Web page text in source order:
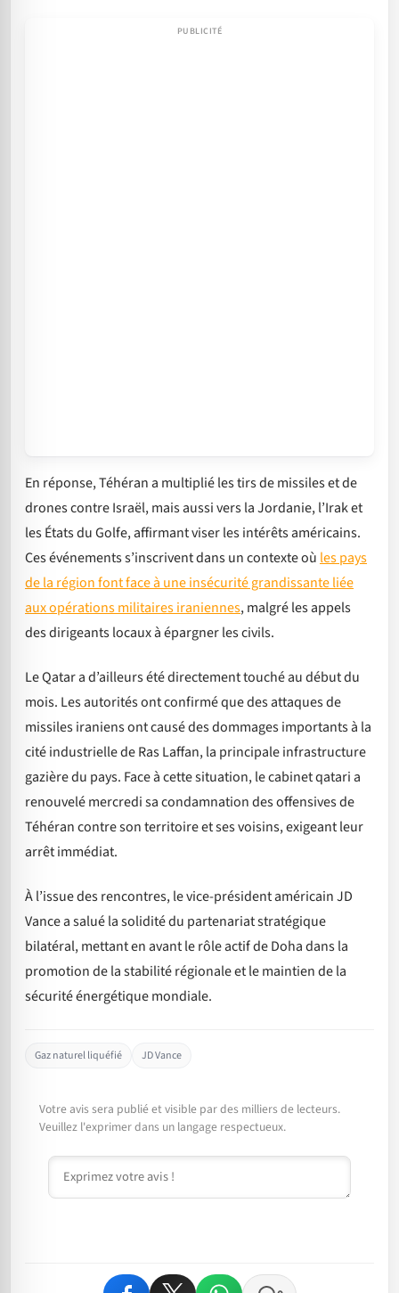
En réponse, Téhéran a multiplié les tirs de missiles et de
drones contre Israël, mais aussi vers la Jordanie, l’Irak et
les États du Golfe, affirmant viser les intérêts américains.
Ces événements s’inscrivent dans un contexte où les pays
de la région font face à une insécurité grandissante liée
aux opérations militaires iraniennes, malgré les appels
des dirigeants locaux à épargner les civils.
Le Qatar a d’ailleurs été directement touché au début du
mois. Les autorités ont confirmé que des attaques de
missiles iraniens ont causé des dommages importants à la
cité industrielle de Ras Laffan, la principale infrastructure
gazière du pays. Face à cette situation, le cabinet qatari a
renouvelé mercredi sa condamnation des offensives de
Téhéran contre son territoire et ses voisins, exigeant leur
arrêt immédiat.
À l’issue des rencontres, le vice-président américain JD
Vance a salué la solidité du partenariat stratégique
bilatéral, mettant en avant le rôle actif de Doha dans la
promotion de la stabilité régionale et le maintien de la
sécurité énergétique mondiale.
Gaz naturel liquéfié JD Vance
Votre avis sera publié et visible par des milliers de lecteurs.
Veuillez l'exprimer dans un langage respectueux.
Commentaire